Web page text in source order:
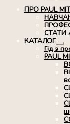
ПРО PAUL
СТАТИ
КАТАЛОГ
Гід з
PAUL